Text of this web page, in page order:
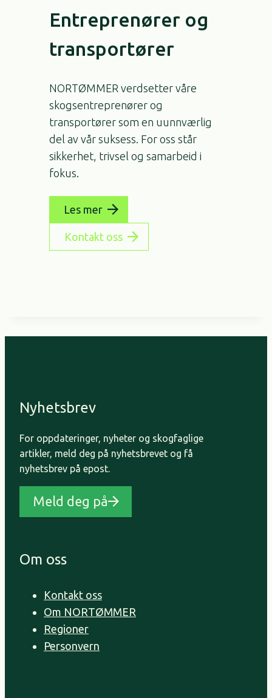
Entreprenører og
transportører
NORTØMMER verdsetter våre
skogsentreprenører og
transportører som en uunnværlig
del av vår suksess. For oss står
sikkerhet, trivsel og samarbeid i
fokus.
Les mer
Kontakt oss
Nyhetsbrev
For oppdateringer, nyheter og skogfaglige
artikler, meld deg på nyhetsbrevet og få
nyhetsbrev på epost.
Meld deg på
Om oss
Kontakt oss
Om NORTØMMER
Regioner
Personvern